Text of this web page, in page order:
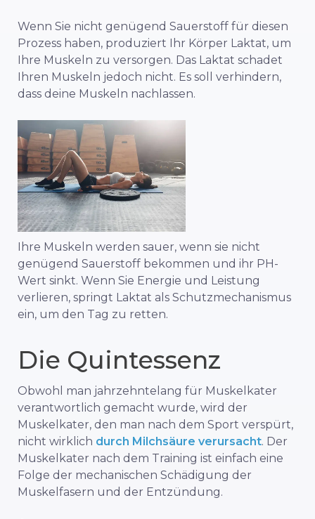
Wenn Sie nicht genügend Sauerstoff für diesen
Prozess haben, produziert Ihr Körper Laktat, um
Ihre Muskeln zu versorgen. Das Laktat schadet
Ihren Muskeln jedoch nicht. Es soll verhindern,
dass deine Muskeln nachlassen.
Ihre Muskeln werden sauer, wenn sie nicht
genügend Sauerstoff bekommen und ihr PH-
Wert sinkt. Wenn Sie Energie und Leistung
verlieren, springt Laktat als Schutzmechanismus
ein, um den Tag zu retten.
Die Quintessenz
Obwohl man jahrzehntelang für Muskelkater
verantwortlich gemacht wurde, wird der
Muskelkater, den man nach dem Sport verspürt,
nicht wirklich durch Milchsäure verursacht. Der
Muskelkater nach dem Training ist einfach eine
Folge der mechanischen Schädigung der
Muskelfasern und der Entzündung.